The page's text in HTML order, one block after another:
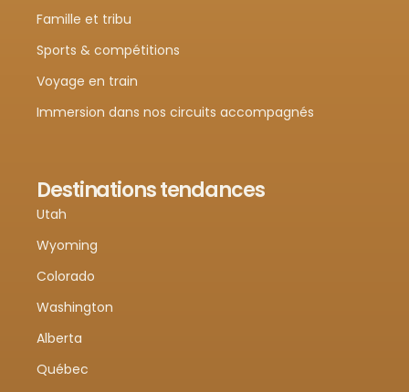
Famille et tribu
Sports & compétitions
Voyage en train
Immersion dans nos circuits accompagnés
Destinations tendances
Utah
Wyoming
Colorado
Washington
Alberta
Québec